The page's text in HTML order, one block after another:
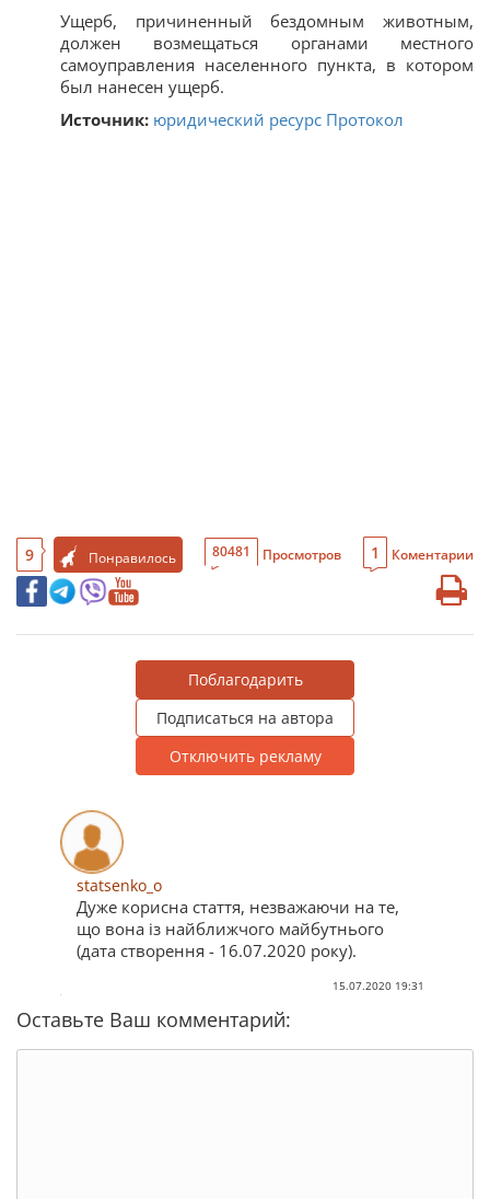
Ущерб, причиненный бездомным животным,
должен возмещаться органами местного
самоуправления населенного пункта, в котором
был нанесен ущерб.
Источник: юридический ресурс Протокол
9 Понравилось 80481 Просмотров 1 Коментарии
Поблагодарить
Подписаться на автора
Отключить рекламу
statsenko_o
Дуже корисна стаття, незважаючи на те,
що вона із найближчого майбутнього
(дата створення - 16.07.2020 року).
15.07.2020 19:31
Оставьте Ваш комментарий: